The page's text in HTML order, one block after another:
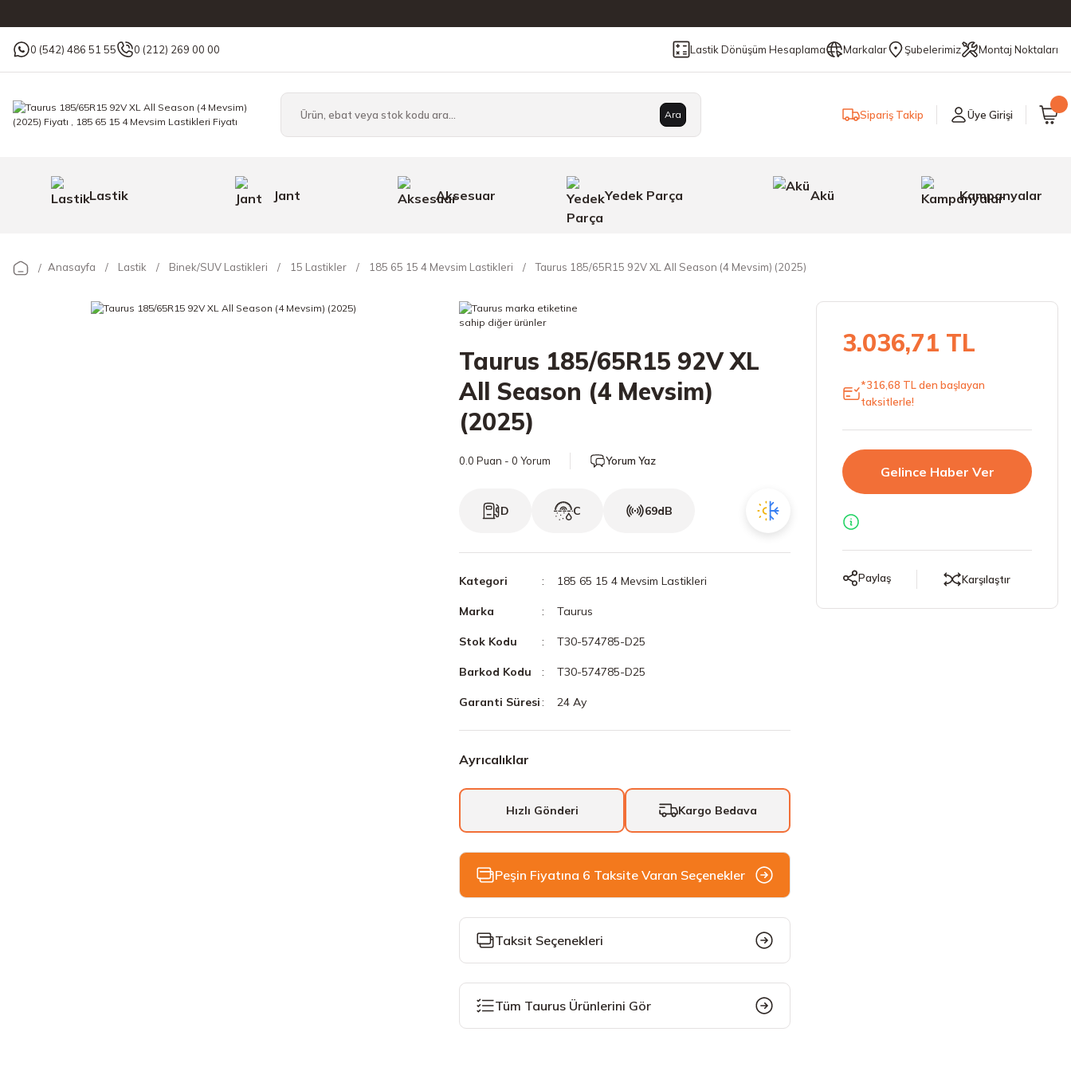
0 (542) 486 51 55 0 (212) 269 00 00 Lastik Dönüşüm Hesaplama Markalar Şubelerimiz Montaj Noktaları
Ara Sipariş Takip Üye Girişi
Lastik Jant Aksesuar Yedek Parça Akü Kampanyalar
Anasayfa Lastik Binek/SUV Lastikleri 15 Lastikler 185 65 15 4 Mevsim Lastikleri Taurus 185/65R15 92V XL All Season (4 Mevsim) (2025)
Taurus 185/65R15 92V XL
All Season (4 Mevsim)
(2025)
0.0 Puan - 0 Yorum Yorum Yaz
D C 69dB
Kategori 185 65 15 4 Mevsim Lastikleri
Marka Taurus
Stok Kodu T30-574785-D25
Barkod Kodu T30-574785-D25
Garanti Süresi 24 Ay
Ayrıcalıklar
Hızlı Gönderi Kargo Bedava
Peşin Fiyatına 6 Taksite Varan Seçenekler
Taksit Seçenekleri
Tüm Taurus Ürünlerini Gör
3.036,71 TL
*316,68 TL den başlayan
taksitlerle!
Gelince Haber Ver
Paylaş Karşılaştır